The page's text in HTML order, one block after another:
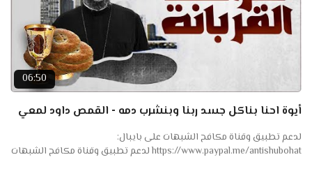
06:50
أيوة احنا بناكل جسد ربنا وبنشرب دمه - القمص داود لمعي
لدعم تطبيق وقناة مكافح الشبهات على بايبال:
https://www.paypal.me/antishubohat لدعم تطبيق وقناة مكافح الشبهات